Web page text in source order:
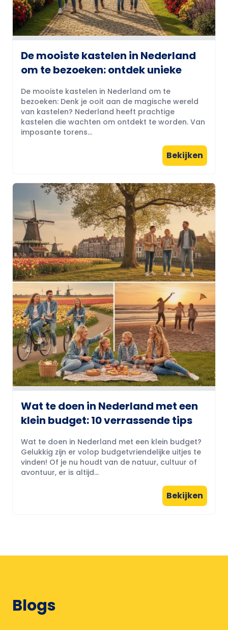
De mooiste kastelen in Nederland
om te bezoeken: ontdek unieke
De mooiste kastelen in Nederland om te
bezoeken: Denk je ooit aan de magische wereld
van kastelen? Nederland heeft prachtige
kastelen die wachten om ontdekt te worden. Van
imposante torens...
Bekijken
Wat te doen in Nederland met een
klein budget: 10 verrassende tips
Wat te doen in Nederland met een klein budget?
Gelukkig zijn er volop budgetvriendelijke uitjes te
vinden! Of je nu houdt van de natuur, cultuur of
avontuur, er is altijd...
Bekijken
Blogs